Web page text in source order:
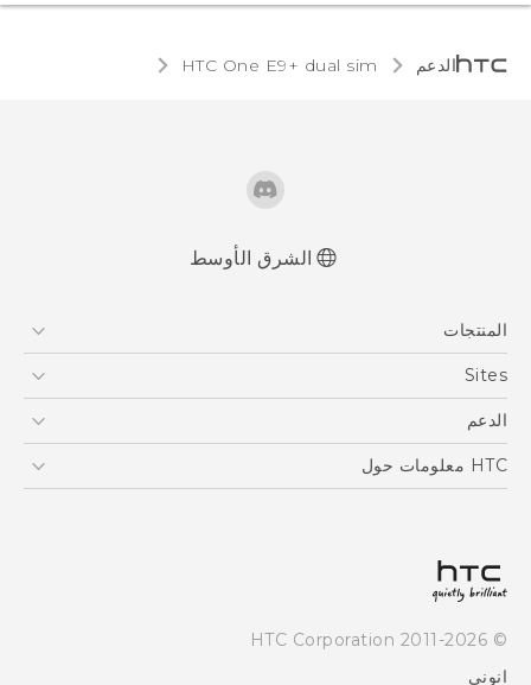
الدعم HTC One E9+ dual sim‎
الشرق الأوسط
المنتجات
5G
EXODUS
Sites
HTC Dev
الدعم
الدعم
HTC معلومات حول
سياسة الخصوصية
Careers
© 2011-2026 HTC Corporation
انوني